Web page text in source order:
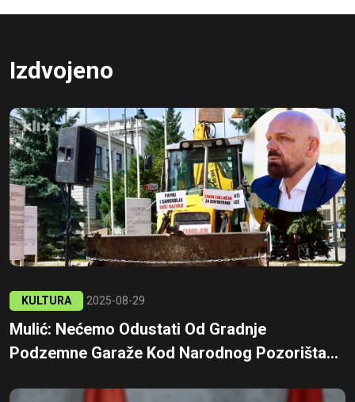
Izdvojeno
KULTURA 2025-08-29
Mulić: Nećemo Odustati Od Gradnje
Podzemne Garaže Kod Narodnog Pozorišta...